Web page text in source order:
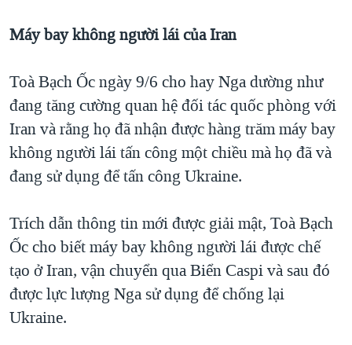
Máy bay không người lái của Iran
Toà Bạch Ốc ngày 9/6 cho hay Nga dường như
đang tăng cường quan hệ đối tác quốc phòng với
Iran và rằng họ đã nhận được hàng trăm máy bay
không người lái tấn công một chiều mà họ đã và
đang sử dụng để tấn công Ukraine.
Trích dẫn thông tin mới được giải mật, Toà Bạch
Ốc cho biết máy bay không người lái được chế
tạo ở Iran, vận chuyển qua Biển Caspi và sau đó
được lực lượng Nga sử dụng để chống lại
Ukraine.